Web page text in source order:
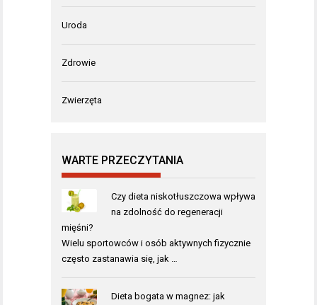
Uroda
Zdrowie
Zwierzęta
WARTE PRZECZYTANIA
Czy dieta niskotłuszczowa wpływa
na zdolność do regeneracji
mięśni?
Wielu sportowców i osób aktywnych fizycznie
często zastanawia się, jak …
Dieta bogata w magnez: jak